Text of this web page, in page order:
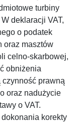
turbiny
deklaracji VAT,
o podatek
oraz masztów
celno-skarbowej,
obniżenia
czynność prawną
oraz nadużycie
o VAT.
dokonania korekty